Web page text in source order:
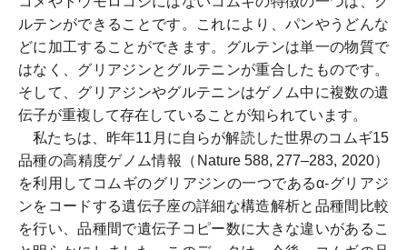
ルテンができることです。これにより、パンやうどんな
どに加工することができます。グルテンは単一の物質で
はなく、グリアジンとグルテニンが重合したものです。
そして、グリアジンやグルテニンはゲノム中に複数の遺
伝子が重複して存在していることが知られています。
私たちは、昨年11月に自らが解読した世界のコムギ15
品種の高精度ゲノム情報（Nature 588, 277–283, 2020）
を利用してコムギのグリアジンの一つであるα-グリアジ
ンをコードする遺伝子座の詳細な構造解析と品種間比較
を行い、品種間で遺伝子コピー数に大きな違いがあるこ